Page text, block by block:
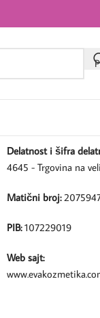
Delatnost i šifra
4645 - Trgovina na
Matični broj:
PIB:107229019
Web sajt: